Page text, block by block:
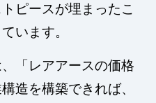
ピースが埋まったこ
います。
「レアアースの価格
造を構築できれば、